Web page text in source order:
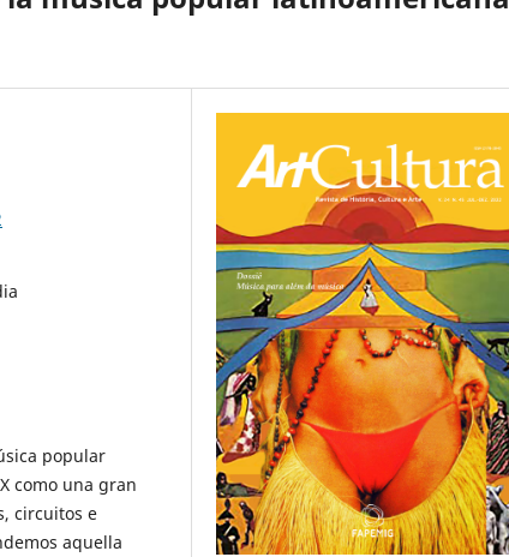
popular
como una gran
circuitos e
aquella